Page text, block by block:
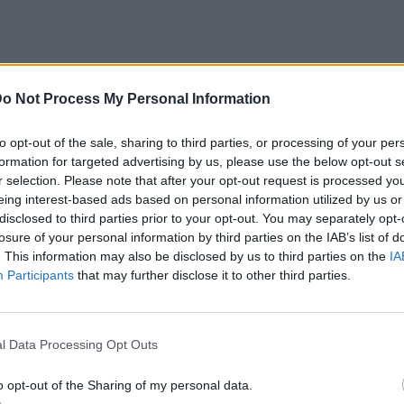
Not Process My Personal Information
opt-out of the sale, sharing to third parties, or processing of your
for targeted advertising by us, please use the below opt-out
selection. Please note that after your opt-out request is processed
interest-based ads based on personal information utilized by us
to third parties prior to your opt-out. You may separately
of your personal information by third parties on the IAB’s list of
This information may also be disclosed by us to third parties on the
Participants that may further disclose it to other third parties.
Data Processing Opt Outs
opt-out of the Sharing of my personal data.
μεταμορφώσουν το δέρμα μέσα σε λίγες
και εκείνη τη μεταξένια υφή που
σου body cream, δες παρακάτω τις
Vanilla & Orchid